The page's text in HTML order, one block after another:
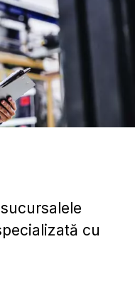
cu